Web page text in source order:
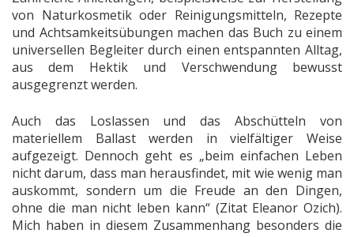
von Naturkosmetik oder Reinigungsmitteln, Rezepte
und Achtsamkeitsübungen machen das Buch zu einem
universellen Begleiter durch einen entspannten Alltag,
aus dem Hektik und Verschwendung bewusst
ausgegrenzt werden.
Auch das Loslassen und das Abschütteln von
materiellem Ballast werden in vielfältiger Weise
aufgezeigt. Dennoch geht es „beim einfachen Leben
nicht darum, dass man herausfindet, mit wie wenig man
auskommt, sondern um die Freude an den Dingen,
ohne die man nicht leben kann“ (Zitat Eleanor Ozich).
Mich haben in diesem Zusammenhang besonders die